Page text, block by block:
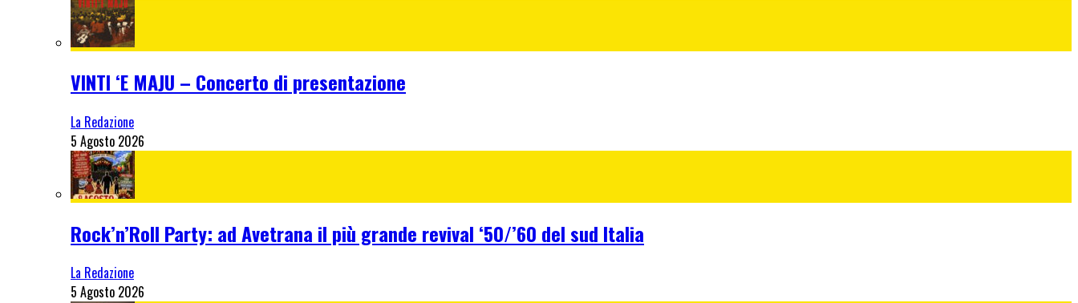
VINTI ‘E MAJU – Concerto di presentazione
La Redazione
5 Agosto 2026
Rock’n’Roll Party: ad Avetrana il più grande revival ‘50/’60 del sud Italia
La Redazione
5 Agosto 2026